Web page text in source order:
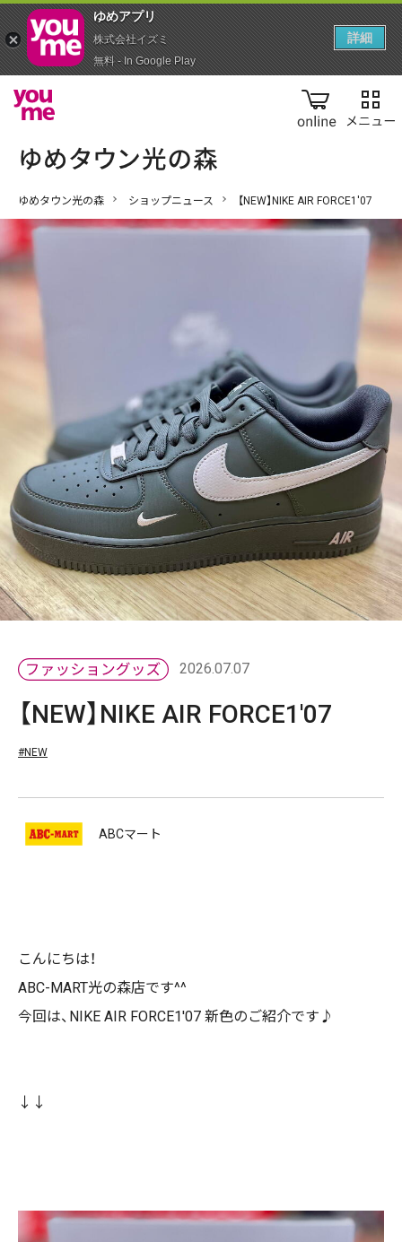
online
ゆめタウン光の森 ショップニュース 【NEW】NIKE AIR FORCE1'07
2026.07.07
【NEW】NIKE AIR FORCE1'07
#NEW
ABCマート
こんにちは！
ABC-MART光の森店です^^
今回は、NIKE AIR FORCE1'07 新色のご紹介です♪
↓↓
ゆめアプ‪リ‬
株式会社イズミ
無料 - In Google Play
詳細